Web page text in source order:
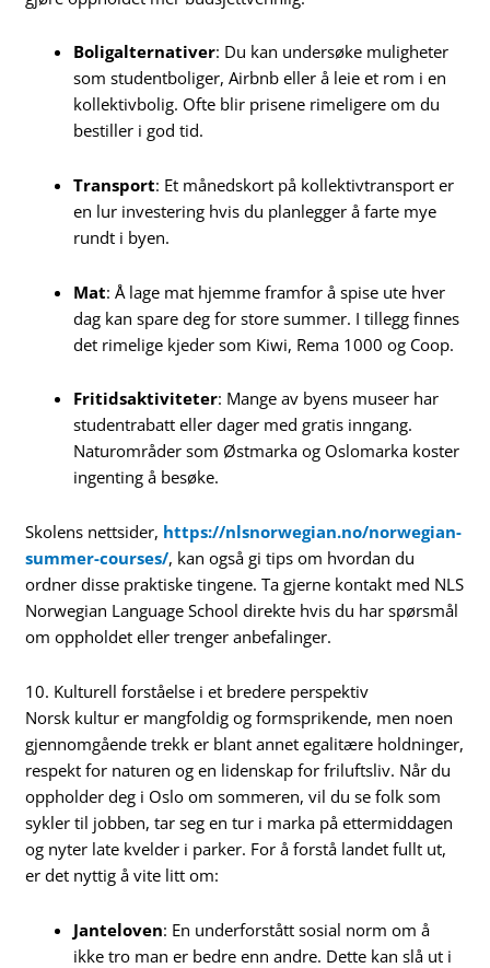
Boligalternativer: Du kan undersøke muligheter
som studentboliger, Airbnb eller å leie et rom i en
kollektivbolig. Ofte blir prisene rimeligere om du
bestiller i god tid.
Transport: Et månedskort på kollektivtransport er
en lur investering hvis du planlegger å farte mye
rundt i byen.
Mat: Å lage mat hjemme framfor å spise ute hver
dag kan spare deg for store summer. I tillegg finnes
det rimelige kjeder som Kiwi, Rema 1000 og Coop.
Fritidsaktiviteter: Mange av byens museer har
studentrabatt eller dager med gratis inngang.
Naturområder som Østmarka og Oslomarka koster
ingenting å besøke.
Skolens nettsider, https://nlsnorwegian.no/norwegian-
summer-courses/, kan også gi tips om hvordan du
ordner disse praktiske tingene. Ta gjerne kontakt med NLS
Norwegian Language School direkte hvis du har spørsmål
om oppholdet eller trenger anbefalinger.
10. Kulturell forståelse i et bredere perspektiv
Norsk kultur er mangfoldig og formsprikende, men noen
gjennomgående trekk er blant annet egalitære holdninger,
respekt for naturen og en lidenskap for friluftsliv. Når du
oppholder deg i Oslo om sommeren, vil du se folk som
sykler til jobben, tar seg en tur i marka på ettermiddagen
og nyter late kvelder i parker. For å forstå landet fullt ut,
er det nyttig å vite litt om:
Janteloven: En underforstått sosial norm om å
ikke tro man er bedre enn andre. Dette kan slå ut i